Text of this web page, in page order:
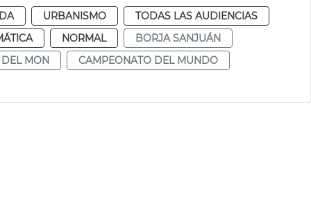
URBANISMO
TODAS LAS AUDIENCIAS
NORMAL
BORJA SANJUÁN
MON
CAMPEONATO DEL MUNDO